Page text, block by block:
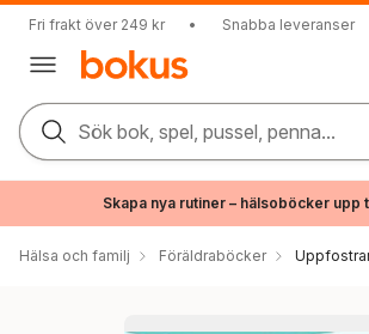
Fri frakt över 249 kr • Snabba leveranser
Sök bok, spel, pussel, penna...
Skapa nya rutiner – hälsoböcker upp
Hälsa och familj Föräldraböcker